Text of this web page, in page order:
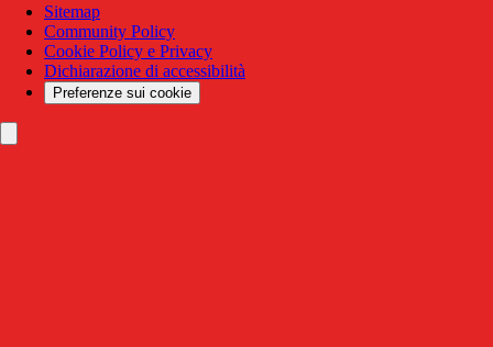
Sitemap
Community Policy
Cookie Policy e Privacy
Dichiarazione di accessibilità
Preferenze sui cookie